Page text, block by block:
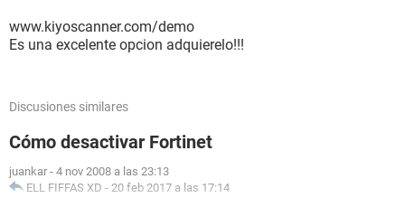
www.kiyoscanner.com/demo
Es una excelente opcion adquierelo!!!
Discusiones similares
Cómo desactivar Fortinet
juankar - 4 nov 2008 a las 23:13
ELL FIFFAS XD - 20 feb 2017 a las 17:14